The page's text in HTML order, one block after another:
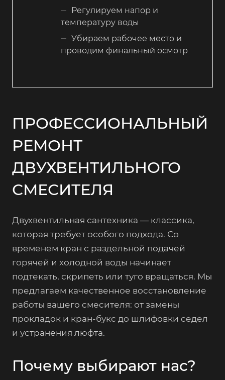
Регулируем напор и
температуру воды
Убираем рабочее место и
проводим финальный осмотр
ПРОФЕССИОНАЛЬНЫЙ
РЕМОНТ
ДВУХВЕНТИЛЬНОГО
СМЕСИТЕЛЯ
Двухвентильная сантехника — классика,
которая требует особого подхода. Со
временем кран с раздельной подачей
горячей и холодной воды начинает
подтекать, скрипеть или туго вращаться. Мы
предлагаем качественное восстановление
работы вашего смесителя: от замены
прокладок и кран-букс до шлифовки седел
и устранения люфта.
Почему выбирают нас?